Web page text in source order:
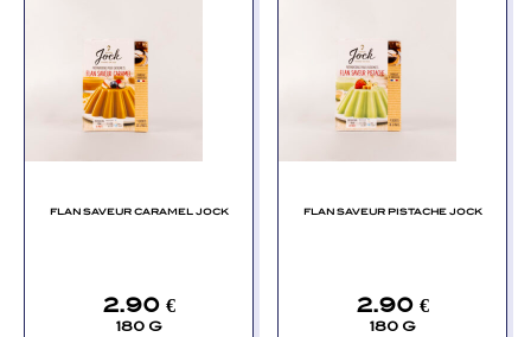
FLAN SAVEUR CARAMEL JOCK
2.90 €
180 G
FLAN SAVEUR PISTACHE JOCK
2.90 €
180 G